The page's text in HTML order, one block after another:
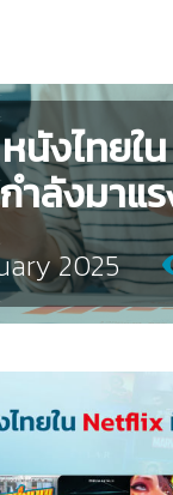
นังไทยใ
กำลังมาแ
2025